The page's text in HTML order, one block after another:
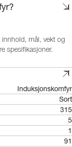
mål, vekt og
spesifikasjoner.
Induksjonskomfyr
Sort
315
5
1
91